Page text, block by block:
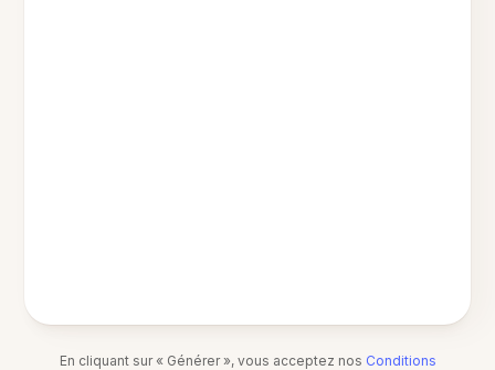
En cliquant sur « Générer », vous acceptez nos Conditions